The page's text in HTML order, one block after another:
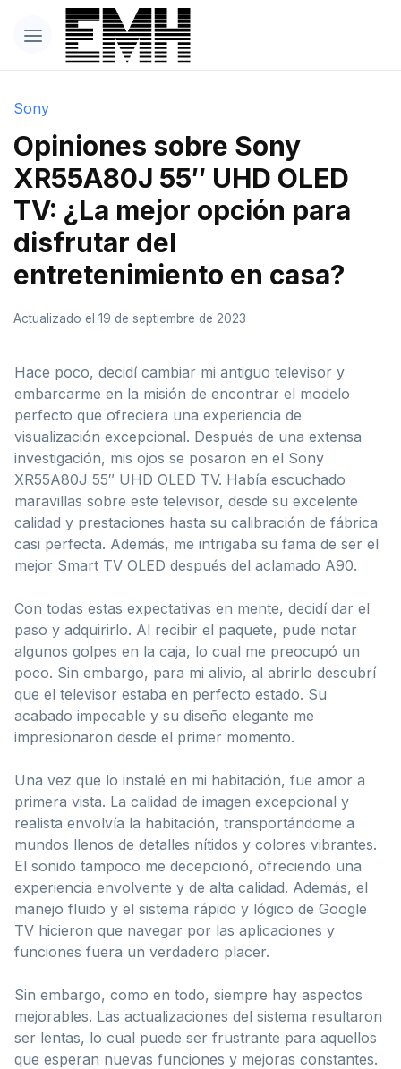
Sony
Opiniones sobre Sony
XR55A80J 55″ UHD OLED
TV: ¿La mejor opción para
disfrutar del
entretenimiento en casa?
Actualizado el 19 de septiembre de 2023
Hace poco, decidí cambiar mi antiguo televisor y
embarcarme en la misión de encontrar el modelo
perfecto que ofreciera una experiencia de
visualización excepcional. Después de una extensa
investigación, mis ojos se posaron en el Sony
XR55A80J 55″ UHD OLED TV. Había escuchado
maravillas sobre este televisor, desde su excelente
calidad y prestaciones hasta su calibración de fábrica
casi perfecta. Además, me intrigaba su fama de ser el
mejor Smart TV OLED después del aclamado A90.
Con todas estas expectativas en mente, decidí dar el
paso y adquirirlo. Al recibir el paquete, pude notar
algunos golpes en la caja, lo cual me preocupó un
poco. Sin embargo, para mi alivio, al abrirlo descubrí
que el televisor estaba en perfecto estado. Su
acabado impecable y su diseño elegante me
impresionaron desde el primer momento.
Una vez que lo instalé en mi habitación, fue amor a
primera vista. La calidad de imagen excepcional y
realista envolvía la habitación, transportándome a
mundos llenos de detalles nítidos y colores vibrantes.
El sonido tampoco me decepcionó, ofreciendo una
experiencia envolvente y de alta calidad. Además, el
manejo fluido y el sistema rápido y lógico de Google
TV hicieron que navegar por las aplicaciones y
funciones fuera un verdadero placer.
Sin embargo, como en todo, siempre hay aspectos
mejorables. Las actualizaciones del sistema resultaron
ser lentas, lo cual puede ser frustrante para aquellos
que esperan nuevas funciones y mejoras constantes.